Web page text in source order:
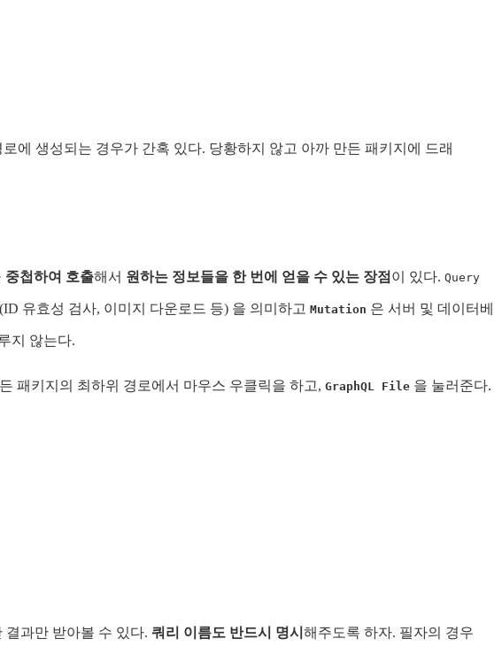
에 생성되는 경우가 간혹 있다. 당황하지 않고 아까 만든 패키지에 드래
중첩하여 호출해서 원하는 정보들을 한 번에 얻을 수 있는 장점 이 있다. Query
유효성 검사, 이미지 다운로드 등) 을 의미하고 Mutation 은 서버 및 데이터베
지 않는다.
패키지의 최하위 경로에서 마우스 우클릭을 하고, GraphQL File 을 눌러준다.
결과만 받아볼 수 있다. 쿼리 이름도 반드시 명시 해주도록 하자. 필자의 경우